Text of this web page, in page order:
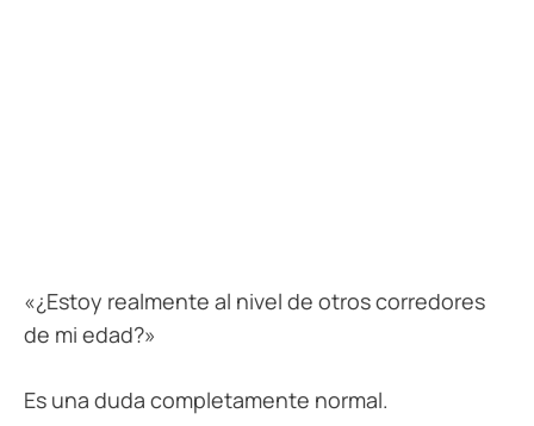
«¿Estoy realmente al nivel de otros corredores
de mi edad?»
Es una duda completamente normal.